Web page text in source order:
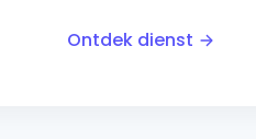
Ontdek dienst